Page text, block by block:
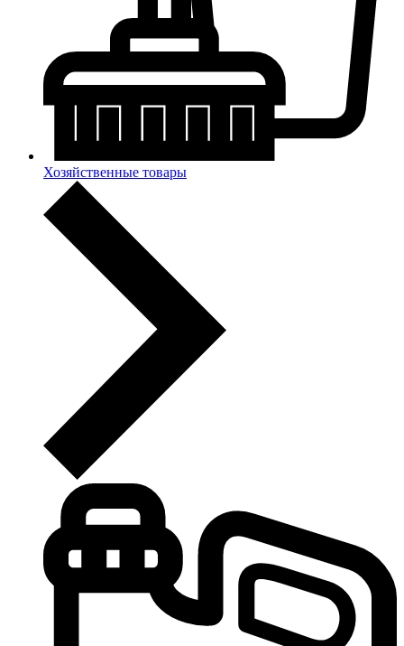
Хозяйственные товары